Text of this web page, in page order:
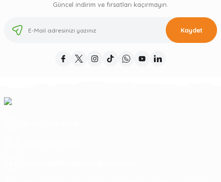
Güncel indirim ve fırsatları kaçırmayın.
Kaydet